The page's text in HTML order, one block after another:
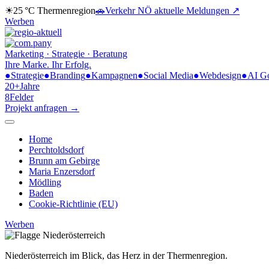
☀25 °C Thermenregion🚗Verkehr NÖ aktuelle Meldungen ↗
Werben
Marketing · Strategie · Beratung
Ihre Marke. Ihr Erfolg.
●Strategie●Branding●Kampagnen●Social Media●Webdesign●AI
20+Jahre
8Felder
Projekt anfragen →
Home
Perchtoldsdorf
Brunn am Gebirge
Maria Enzersdorf
Mödling
Baden
Cookie-Richtlinie (EU)
Werben
Niederösterreich im Blick, das Herz in der Thermenregion.